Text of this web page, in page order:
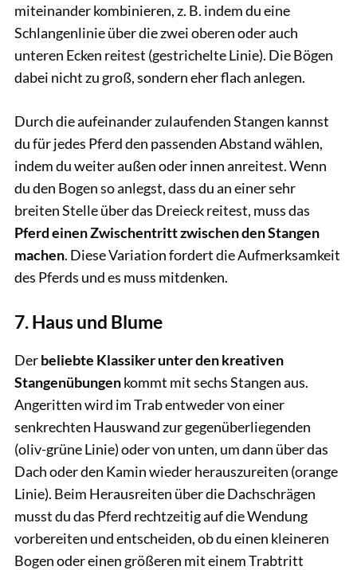
miteinander kombinieren, z. B. indem du eine
Schlangenlinie über die zwei oberen oder auch
unteren Ecken reitest (gestrichelte Linie). Die Bögen
dabei nicht zu groß, sondern eher flach anlegen.
Durch die aufeinander zulaufenden Stangen kannst
du für jedes Pferd den passenden Abstand wählen,
indem du weiter außen oder innen anreitest. Wenn
du den Bogen so anlegst, dass du an einer sehr
breiten Stelle über das Dreieck reitest, muss das
Pferd einen Zwischentritt zwischen den Stangen
machen. Diese Variation fordert die Aufmerksamkeit
des Pferds und es muss mitdenken.
7. Haus und Blume
Derbeliebte Klassiker unter den kreativen
Stangenübungenkommt mit sechs Stangen aus.
Angeritten wird im Trab entweder von einer
senkrechten Hauswand zur gegenüberliegenden
(oliv-grüne Linie) oder von unten, um dann über das
Dach oder den Kamin wieder herauszureiten (orange
Linie). Beim Herausreiten über die Dachschrägen
musst du das Pferd rechtzeitig auf die Wendung
vorbereiten und entscheiden, ob du einen kleineren
Bogen oder einen größeren mit einem Trabtritt